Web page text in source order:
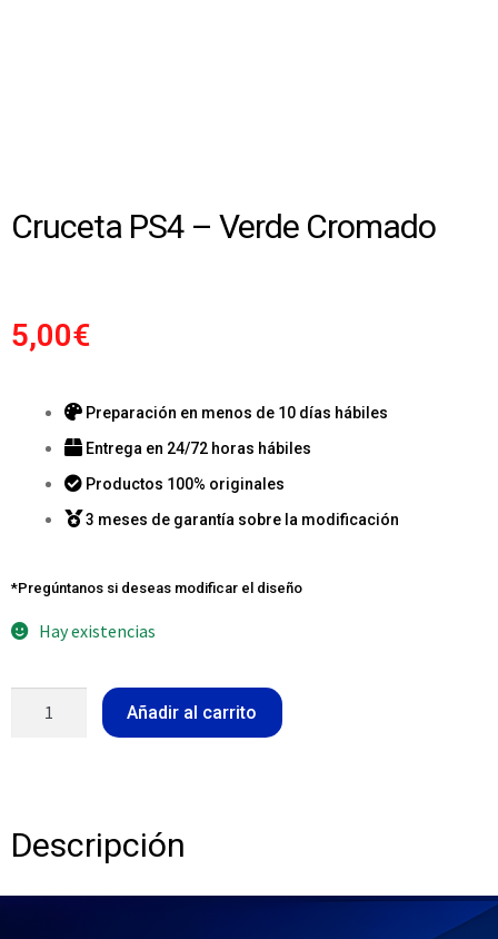
Cruceta PS4 – Verde Cromado
5,00€
Preparación en menos de 10 días hábiles
Entrega en 24/72 horas hábiles
Productos 100% originales
3 meses de garantía sobre la modificación
*Pregúntanos si deseas modificar el diseño
Hay existencias
Añadir al carrito
Descripción